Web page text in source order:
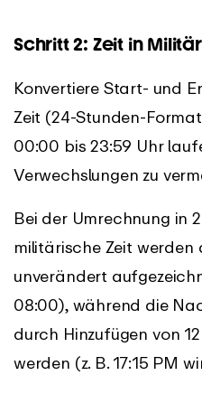
Schritt 2: Zeit in
Konvertiere Start- und
Zeit (24-Stunden-
00:00 bis 23:59 Uhr
Verwechslungen zu
Bei der Umrechnung in
militärische Zeit
unverändert
08:00), während die
durch Hinzufügen von
werden (z. B. 17:15 PM